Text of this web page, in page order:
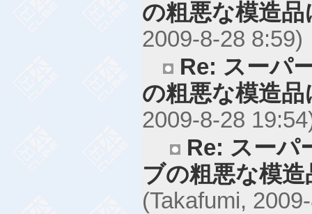
の粗悪な模造
2009-8-28 8:59)
Re: スーパ
の粗悪な模造
2009-8-28
Re: スーパ
ブの粗悪な模
(Takafumi,